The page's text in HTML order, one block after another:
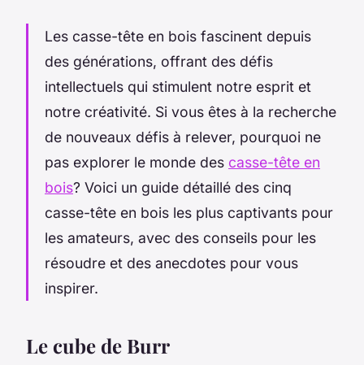
Les casse-tête en bois fascinent depuis
des générations, offrant des défis
intellectuels qui stimulent notre esprit et
notre créativité. Si vous êtes à la recherche
de nouveaux défis à relever, pourquoi ne
pas explorer le monde des casse-tête en
bois? Voici un guide détaillé des cinq
casse-tête en bois les plus captivants pour
les amateurs, avec des conseils pour les
résoudre et des anecdotes pour vous
inspirer.
Le cube de Burr